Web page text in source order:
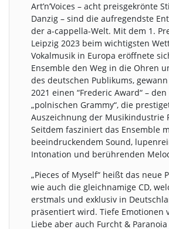
Art’n’Voices – acht preisgekrönte
Danzig – sind die aufregendste
der a-cappella-Welt. Mit dem 1.
Leipzig 2023 beim wichtigsten
Vokalmusik in Europa eröffnete
Ensemble den Weg in die Ohren
des deutschen Publikums,
2021 einen “Frederic Award“ – den
„polnischen Grammy“, die
Auszeichnung der Musikindustrie
Seitdem fasziniert das Ensemble
beeindruckendem Sound,
Intonation und berührenden
„Pieces of Myself“ heißt das neue
wie auch die gleichnamige CD,
erstmals und exklusiv in
präsentiert wird. Tiefe Emotionen
Liebe aber auch Furcht &